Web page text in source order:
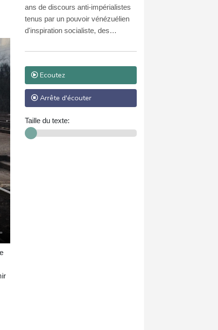
ans de discours anti-impérialistes
tenus par un pouvoir vénézuélien
d'inspiration socialiste, des
changement de cap, Caracas
collaborant désormais étroitement
avec les Etats-Unis.
Ecoutez
Arrête d'écouter
Taille du texte: